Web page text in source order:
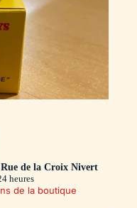
Rue de la Croix Nivert
heures
de la boutique